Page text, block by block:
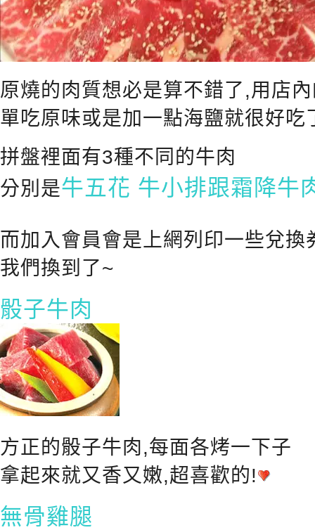
原燒的肉質想必是算不錯了,用店
單吃原味或是加一點海鹽就很好吃
拼盤裡面有3種不同的牛肉
分別是牛五花 牛小排跟霜降牛
而加入會員會是上網列印一些兌換
我們換到了~
骰子牛肉
方正的骰子牛肉,每面各烤一下子
拿起來就又香又嫩,超喜歡的!
無骨雞腿